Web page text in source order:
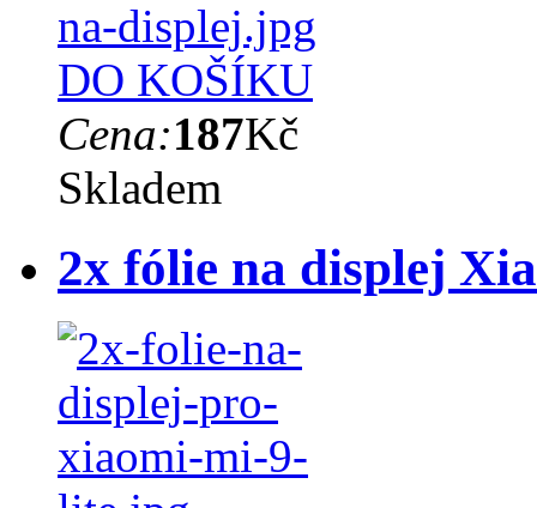
DO KOŠÍKU
Cena:187Kč
Skladem
2x fólie na displej